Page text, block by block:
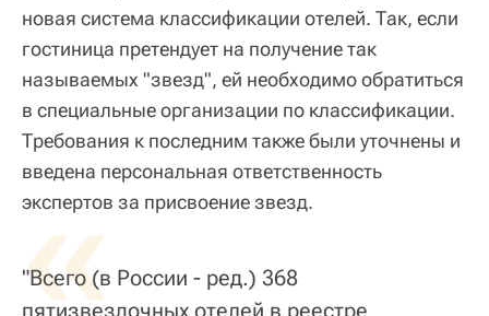
новая система классификации отелей. Так, если
гостиница претендует на получение так
называемых "звезд", ей необходимо обратиться
в специальные организации по классификации.
Требования к последним также были уточнены и
введена персональная ответственность
экспертов за присвоение звезд.
«
"Всего (в России - ред.) 368
пятизвездочных отелей в реестре